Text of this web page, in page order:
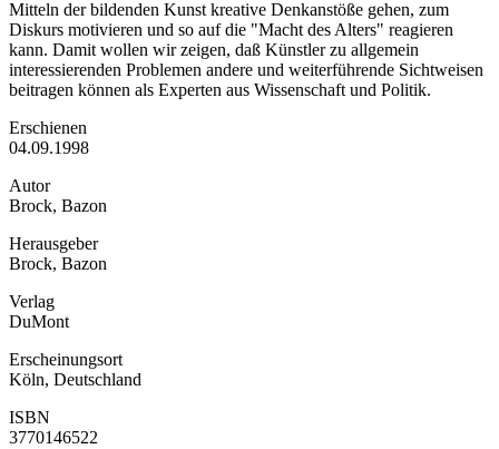
Mitteln der bildenden Kunst kreative Denkanstöße gehen, zum
Diskurs motivieren und so auf die "Macht des Alters" reagieren
kann. Damit wollen wir zeigen, daß Künstler zu allgemein
interessierenden Problemen andere und weiterführende Sichtweisen
beitragen können als Experten aus Wissenschaft und Politik.
Erschienen
04.09.1998
Autor
Brock, Bazon
Herausgeber
Brock, Bazon
Verlag
DuMont
Erscheinungsort
Köln, Deutschland
ISBN
3770146522